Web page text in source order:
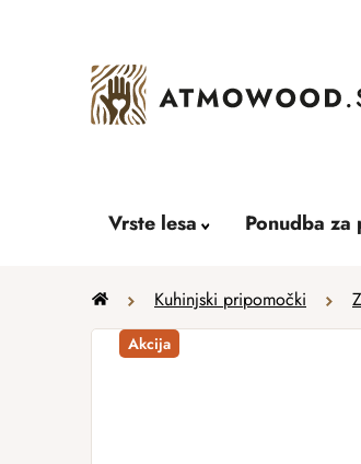
Vrste lesa Ponudba za
Home Kuhinjski pripomočki
Akcija